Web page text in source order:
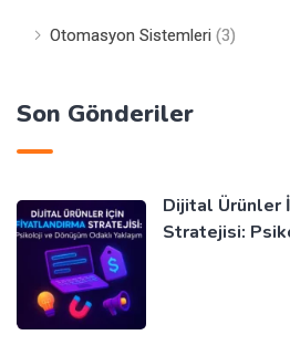
Otomasyon Sistemleri (3)
Son Gönderiler
Dijital Ürünler
Stratejisi: